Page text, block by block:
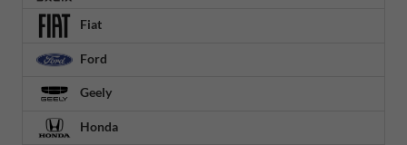
Fiat
Ford
Geely
Honda